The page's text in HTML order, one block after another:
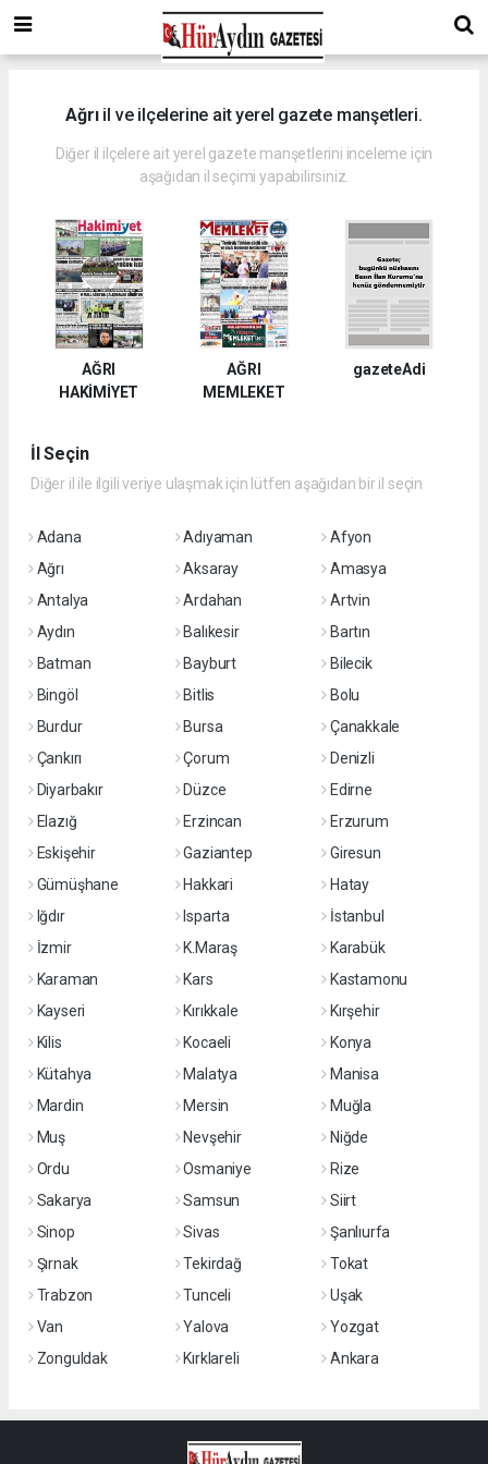
Ağrıil ve ilçelerine ait yerel gazete manşetleri.
Diğer il ilçelere ait yerel gazete manşetlerini inceleme için
aşağıdan il seçimi yapabilirsiniz.
AĞRI
HAKİMİYET
AĞRI
MEMLEKET
gazeteAdi
İl Seçin
Diğer il ile ilgili veriye ulaşmak için lütfen aşağıdan bir il seçin
Adana Adıyaman
Afyon
Ağrı
Aksaray
Amasya
Antalya
Ardahan
Artvin
Aydın
Balıkesir
Bartın
Batman
Bayburt
Bilecik
Bingöl
Bitlis
Bolu
Burdur
Bursa
Çanakkale
Çankırı
Çorum
Denizli
Diyarbakır
Düzce
Edirne
Elazığ
Erzincan
Erzurum
Eskişehir
Gaziantep
Giresun
Gümüşhane
Hakkari
Hatay
Iğdır
Isparta
İstanbul
İzmir
K.Maraş
Karabük
Karaman
Kars
Kastamonu
Kayseri
Kırıkkale
Kırşehir
Kilis
Kocaeli
Konya
Kütahya
Malatya
Manisa
Mardin
Mersin
Muğla
Muş
Nevşehir
Niğde
Ordu
Osmaniye
Rize
Sakarya
Samsun
Siirt
Sinop
Sivas
Şanlıurfa
Şırnak
Tekirdağ
Tokat
Trabzon
Tunceli
Uşak
Van
Yalova
Yozgat
Zonguldak
Kırklareli Ankara